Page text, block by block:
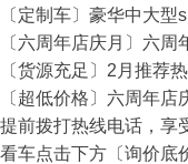
〔定制车〕豪华中大
〔六周年店庆月〕六
〔货源充足〕2月推荐
〔超低价格〕六周年
提前拨打热线电话，享
看车点击下方〔询价底